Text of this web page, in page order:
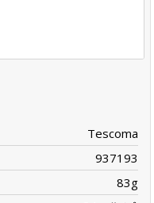
Tescoma
937193
83g